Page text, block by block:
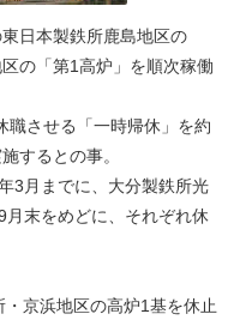
日本製鉄所鹿島地区の
の「第1高炉」を順次稼働
職させる「一時帰休」を約
するとの事。
3月までに、大分製鉄所光
末をめどに、それぞれ休
京浜地区の高炉1基を休止